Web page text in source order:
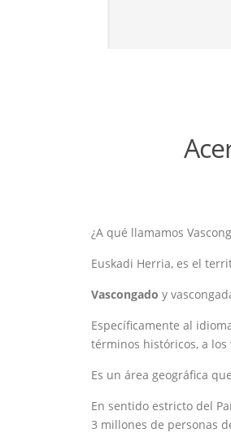
¿A qué llamamos
Euskadi Herria, es el
Vascongado y
Específicamente al
términos históricos, a
Es un área geográfica
En sentido estricto del
3 millones de personas